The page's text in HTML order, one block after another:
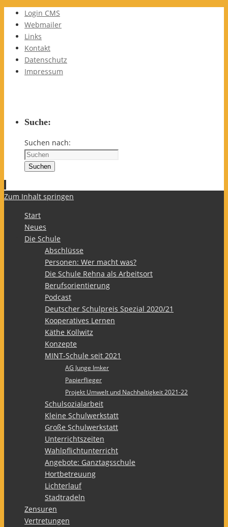
Login CMS
Webmailer
Links
Kontakt
Datenschutz
Impressum
Suche:
Suchen nach:
Suchen
Zum Inhalt springen
Start
Neues
Die Schule
Abschlüsse
Personen: Wer macht was?
Die Schule Rehna als Arbeitsort
Berufsorientierung
Podcast
Deutscher Schulpreis Spezial 2020/21
Kooperatives Lernen
Käthe Kollwitz
Konzepte
MINT-Schule seit 2021
AG Junge Imker
Papierflieger
Projekt Umwelt und Nachhaltigkeit 2021-22
Schulsozialarbeit
Kleine Schulwerkstatt
Große Schulwerkstatt
Unterrichtszeiten
Wahlpflichtunterricht
Angebote: Ganztagsschule
Hortbetreuung
Lichterlauf
Stadtradeln
Zensuren
Vertretungen